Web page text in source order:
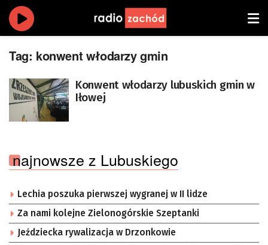
Tag: konwent włodarzy gmin
Konwent włodarzy lubuskich gmin w
Iłowej
najnowsze z Lubuskiego
Lechia poszuka pierwszej wygranej w II lidze
Za nami kolejne Zielonogórskie Szeptanki
Jeździecka rywalizacja w Drzonkowie